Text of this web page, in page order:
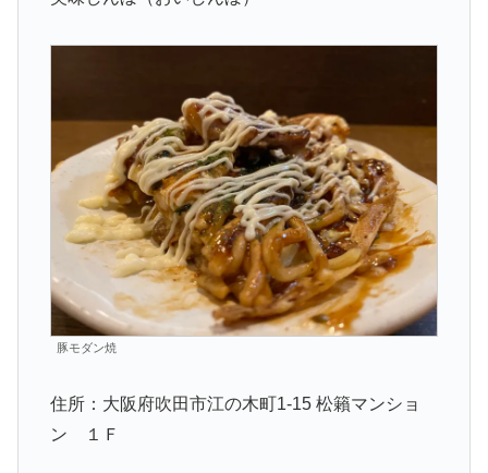
豚モダン焼
住所：大阪府吹田市江の木町1-15 松籟マンショ
ン １Ｆ